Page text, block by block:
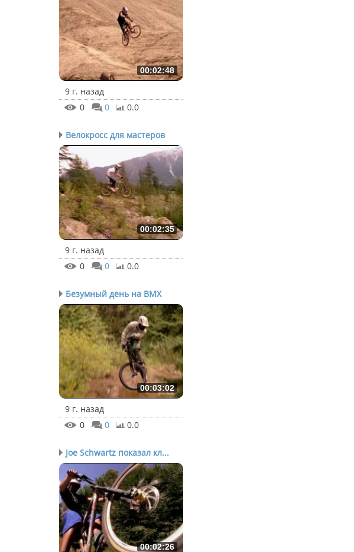
00:02:48
9 г. назад
0
0 0.0
Велокросс для мастеров
00:02:35
9 г. назад
0
0 0.0
Безумный день на BMX
00:03:02
9 г. назад
0
0 0.0
Joe Schwartz показал кл...
00:02:26